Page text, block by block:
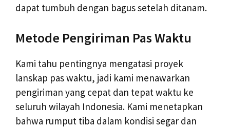
dapat tumbuh dengan bagus setelah ditanam.
Metode Pengiriman Pas Waktu
Kami tahu pentingnya mengatasi proyek
lanskap pas waktu, jadi kami menawarkan
pengiriman yang cepat dan tepat waktu ke
seluruh wilayah Indonesia. Kami menetapkan
bahwa rumput tiba dalam kondisi segar dan